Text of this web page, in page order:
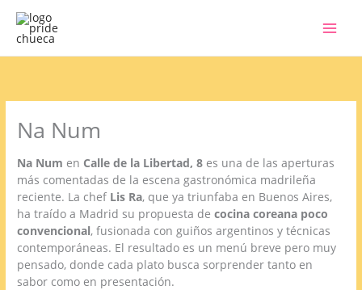
contenido
Na Num
Na Num en Calle de la Libertad, 8 es una de las aperturas
más comentadas de la escena gastronómica madrileña
reciente. La chef Lis Ra, que ya triunfaba en Buenos Aires,
ha traído a Madrid su propuesta decocina coreana poco
convencional, fusionada con guiños argentinos y técnicas
contemporáneas. El resultado es un menú breve pero muy
pensado, donde cada plato busca sorprender tanto en
sabor como en presentación.